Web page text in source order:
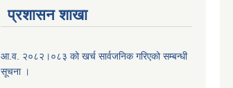
प्रशासन शाखा
आ.व. २०८२।०८३ को खर्च सार्वजनिक गरिएको सम्बन्धी
सूचना ।